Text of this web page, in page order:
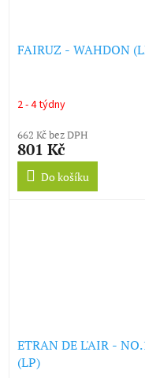
FAIRUZ - WAHDON
2 - 4 týdny
662 Kč bez DPH
801 Kč
Do košíku
ETRAN DE L'AIR -
(LP)